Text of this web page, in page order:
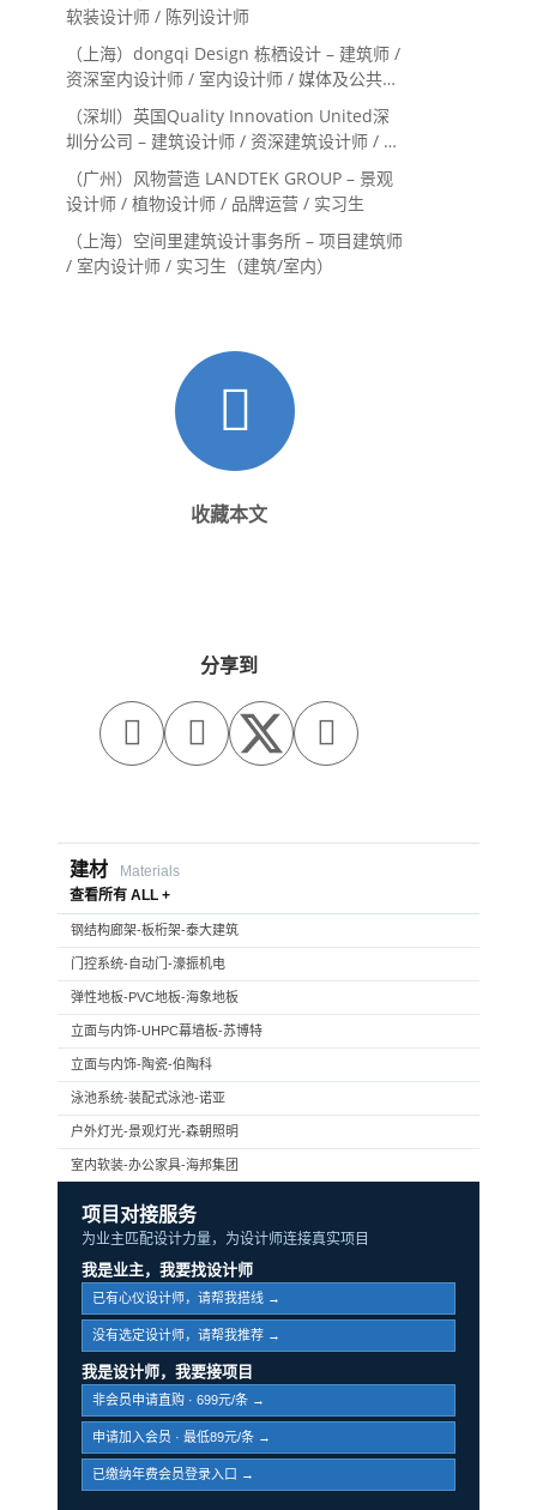
软装设计师 / 陈列设计师
（上海）dongqi Design 栋栖设计 – 建筑师 /
资深室内设计师 / 室内设计师 / 媒体及公共关
系主管 / 设计实习生（常年招聘）
（深圳）英国Quality Innovation United深
圳分公司 – 建筑设计师 / 资深建筑设计师 / 室
内设计师 / 设计实习生
（广州）风物营造 LANDTEK GROUP – 景观
设计师 / 植物设计师 / 品牌运营 / 实习生
（上海）空间里建筑设计事务所 – 项目建筑师
/ 室内设计师 / 实习生（建筑/室内）
收藏本文
分享到
  
建材
Materials
查看所有 ALL +
钢结构廊架-板桁架-泰大建筑
门控系统-自动门-濠振机电
弹性地板-PVC地板-海象地板
立面与内饰-UHPC幕墙板-苏博特
立面与内饰-陶瓷-伯陶科
泳池系统-装配式泳池-诺亚
户外灯光-景观灯光-森朝照明
室内软装-办公家具-海邦集团
项目对接服务
为业主匹配设计力量，为设计师连接真实项目
我是业主，我要找设计师
已有心仪设计师，请帮我搭线 →
没有选定设计师，请帮我推荐 →
我是设计师，我要接项目
非会员申请直购 · 699元/条 →
申请加入会员 · 最低89元/条 →
已缴纳年费会员登录入口 →